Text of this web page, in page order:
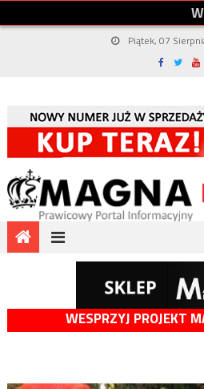
W
Piątek, 07
WESPRZYJ PROJEKT